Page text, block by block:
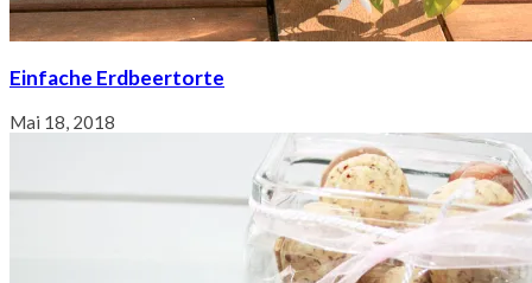
Einfache Erdbeertorte
Mai 18, 2018